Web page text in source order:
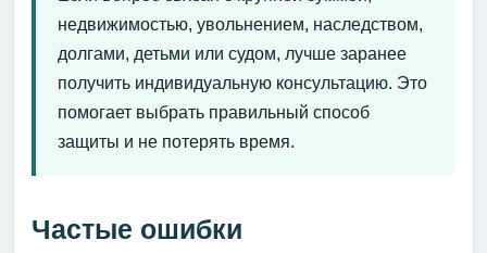
недвижимостью, увольнением, наследством,
долгами, детьми или судом, лучше заранее
получить индивидуальную консультацию. Это
помогает выбрать правильный способ
защиты и не потерять время.
Частые ошибки